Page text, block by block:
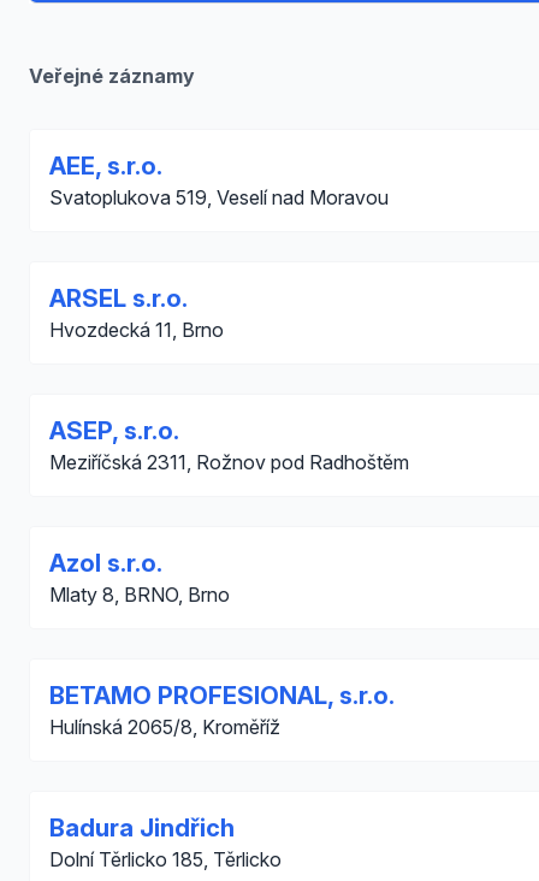
Veřejné záznamy
AEE, s.r.o.
Svatoplukova 519, Veselí nad Moravou
ARSEL s.r.o.
Hvozdecká 11, Brno
ASEP, s.r.o.
Meziříčská 2311, Rožnov pod Radhoštěm
Azol s.r.o.
Mlaty 8, BRNO, Brno
BETAMO PROFESIONAL, s.r.o.
Hulínská 2065/8, Kroměříž
Badura Jindřich
Dolní Těrlicko 185, Těrlicko